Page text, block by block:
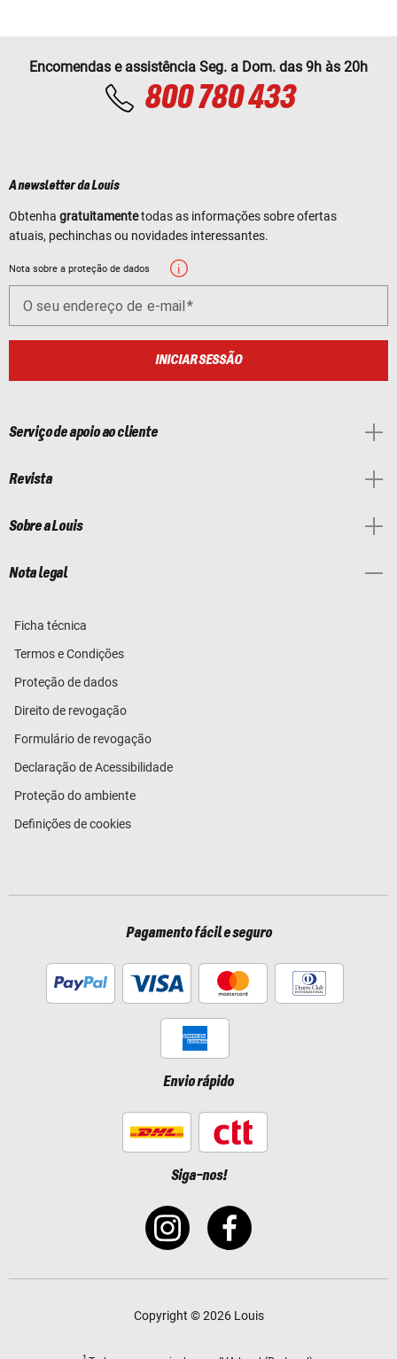
Encomendas e assistência Seg. a Dom. das 9h às 20h
800 780 433
A newsletter da Louis
Obtenha gratuitamentetodas as informações sobre ofertas
atuais, pechinchas ou novidades interessantes.
Nota sobre a proteção de dados
O seu endereço de e-mail
INICIAR SESSÃO
Serviço de apoio ao cliente
Revista
Sobre a Louis
Nota legal
Ficha técnica
Termos e Condições
Proteção de dados
Direito de revogação
Formulário de revogação
Declaração de Acessibilidade
Proteção do ambiente
Definições de cookies
Pagamento fácil e seguro
Envio rápido
Siga-nos!
Copyright © 2026 Louis